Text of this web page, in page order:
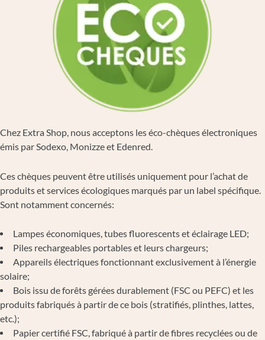
Chez Extra Shop, nous acceptons les éco-chèques électroniques
émis par Sodexo, Monizze et Edenred.
Ces chèques peuvent être utilisés uniquement pour l’achat de
produits et services écologiques marqués par un label spécifique.
Sont notamment concernés:
Lampes économiques, tubes fluorescents et éclairage LED;
Piles rechargeables portables et leurs chargeurs;
Appareils électriques fonctionnant exclusivement à l’énergie
solaire;
Bois issu de forêts gérées durablement (FSC ou PEFC) et les
produits fabriqués à partir de ce bois (stratifiés, plinthes, lattes,
etc.);
Papier certifié FSC, fabriqué à partir de fibres recyclées ou de